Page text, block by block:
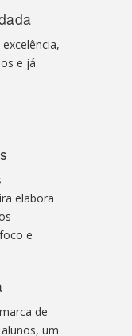
e já
elabora
e
de
um